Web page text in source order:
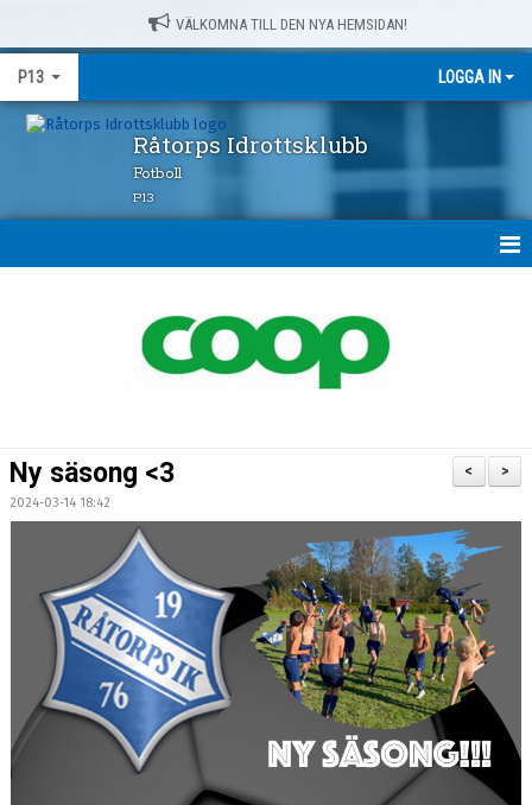
VÄLKOMNA TILL DEN NYA HEMSIDAN!
P13 LOGGA IN
Råtorps Idrottsklubb
Fotboll
P13
TRUPPEN
DOKUMENT
KONTAKT
>
<
Ny säsong <3
2024-03-14 18:42